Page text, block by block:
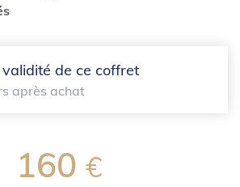
de ce coffret
après achat
160 €